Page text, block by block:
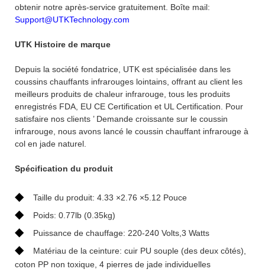
obtenir notre après-service gratuitement. Boîte mail:
Support@UTKTechnology.com
UTK Histoire de marque
Depuis la société fondatrice, UTK est spécialisée dans les
coussins chauffants infrarouges lointains, offrant au client les
meilleurs produits de chaleur infrarouge, tous les produits
enregistrés FDA, EU CE Certification et UL Certification. Pour
satisfaire nos clients ’ Demande croissante sur le coussin
infrarouge, nous avons lancé le coussin chauffant infrarouge à
col en jade naturel.
Spécification du produit
◆ Taille du produit: 4.33 ×2.76 ×5.12 Pouce
◆ Poids: 0.77lb (0.35kg)
◆ Puissance de chauffage: 220-240 Volts,3 Watts
◆
Matériau de la ceinture: cuir PU souple (des deux côtés),
coton PP non toxique, 4 pierres de jade individuelles